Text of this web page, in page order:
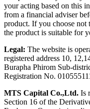
your acting based on this
from a financial adviser
product. If you choose not
the product is suitable for
Legal: The website is
registered address 10,
Burapha Phirom Sub-
Registration No.
MTS Capital Co.,Ltd. Is
Section 16 of the